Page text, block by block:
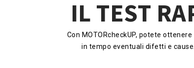
IL TEST
Con MOTORcheckUP, potete
in tempo eventuali difetti e